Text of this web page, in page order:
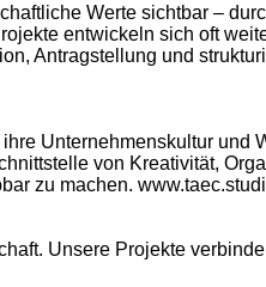
Werte sichtbar –
entwickeln sich oft
Antragstellung und
Unternehmenskultur und
von Kreativität,
zu machen.
Unsere Projekte